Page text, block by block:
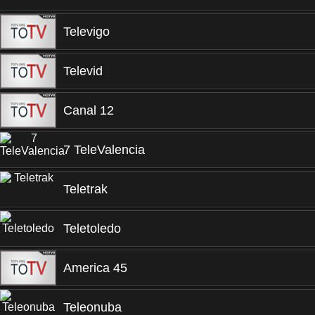
Televigo
Televid
Canal 12
7 TeleValencia
Teletrak
Teletoledo
America 45
Teleonuba